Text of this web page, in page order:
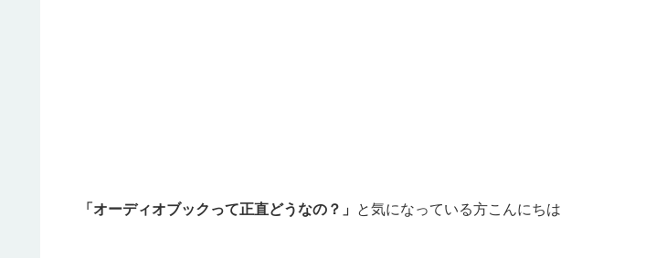
「オーディオブックって正直どうなの？」 と気になっている方こんにちは